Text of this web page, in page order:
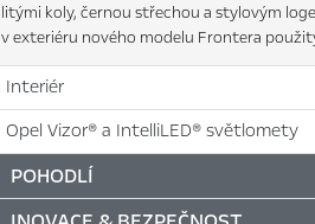
litými koly, černou střechou a stylovým
v exteriéru nového modelu Frontera
Interiér
Opel Vizor® a IntelliLED® světlomety
POHODLÍ